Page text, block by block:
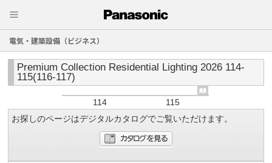
電気・建築設備（ビジネス）
Premium Collection Residential Lighting 2026 114-
115(116-117)
114
115
お探しのページはデジタルカタログでご覧いただけます。